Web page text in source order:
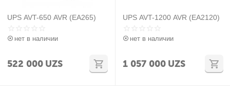
UPS AVT-650 AVR (EA265)
нет в наличии
522 000 UZS
UPS AVT-1200 AVR (EA2120)
нет в наличии
1 057 000 UZS